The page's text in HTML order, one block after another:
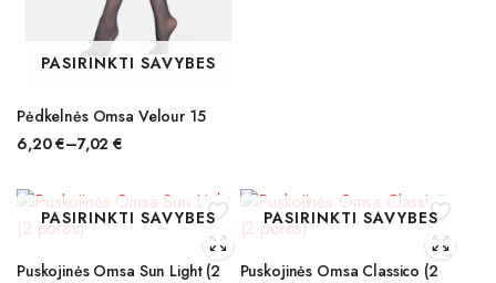
PASIRINKTI SAVYBES
Pėdkelnės Omsa Velour 15
6,20€–7,02€
range:
6,20 €
through
PASIRINKTI SAVYBES
Puskojinės Omsa Sun Light (2
PASIRINKTI SAVYBES
Puskojinės Omsa Classico (2